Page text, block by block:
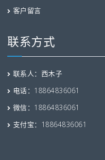
客户留言
联系方式
联系人：西木子
电话：18864836061
微信：18864836061
支付宝：18864836061